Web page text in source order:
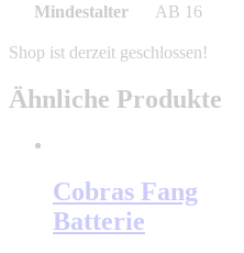
Mindestalter AB 16
Ähnliche Produkte
Cobras Fang
Batterie